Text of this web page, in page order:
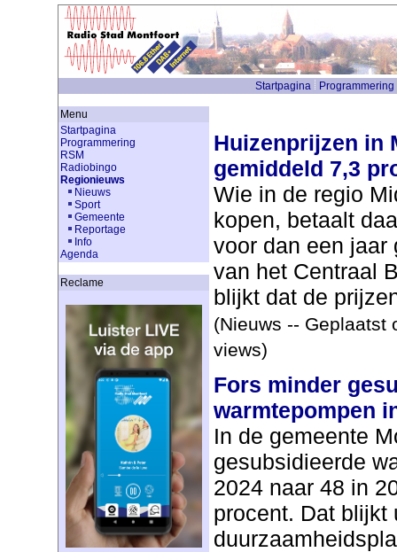
Startpagina Programmering
Menu
Startpagina
Programmering
RSM
Radiobingo
Regionieuws
Nieuws
Sport
Gemeente
Reportage
Info
Agenda
Reclame
Huizenprijzen in
gemiddeld 7,3
Wie in de regio
kopen, betaalt
voor dan een jaar
van het Centraal
blijkt dat de
(Nieuws -- Geplaatst
views)
Fors minder
warmtepompen
In de gemeente
gesubsidieerde
2024 naar 48 in
procent. Dat blijkt